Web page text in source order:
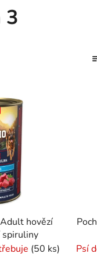
3
hovězí
spiruliny
(50 ks) Psí